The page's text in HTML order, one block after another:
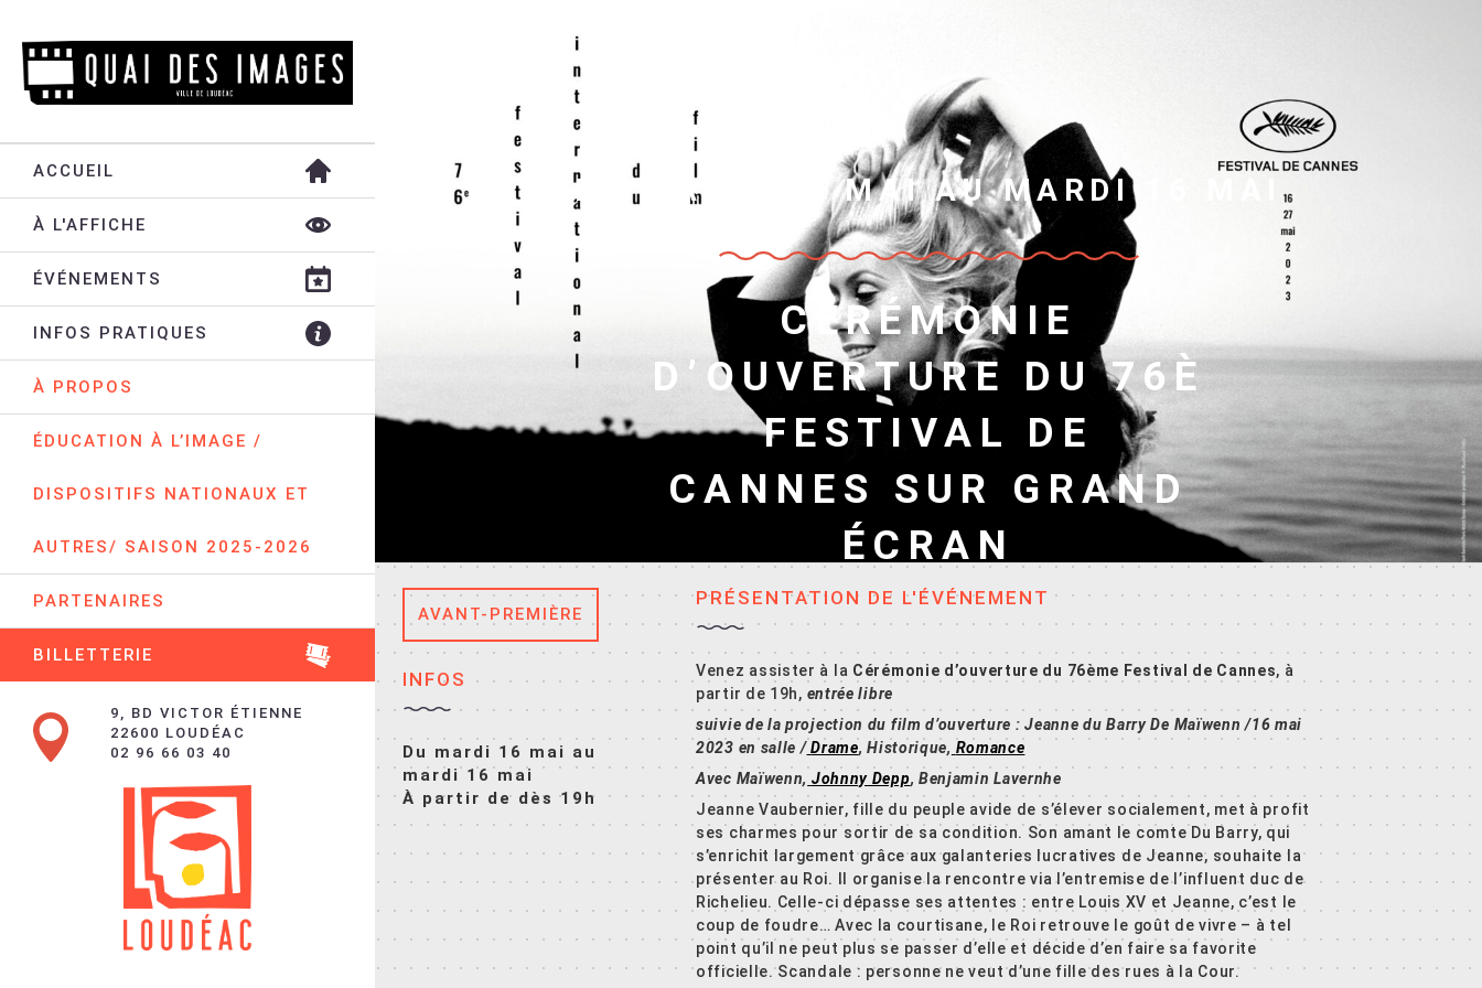
ACCUEIL
À L'AFFICHE
ÉVÉNEMENTS
INFOS PRATIQUES
À PROPOS
ÉDUCATION À L’IMAGE /
DISPOSITIFS NATIONAUX ET
AUTRES/ SAISON 2025-2026
PARTENAIRES
BILLETTERIE
9, BD VICTOR ÉTIENNE
22600 LOUDÉAC
02 96 66 03 40
DU MARDI 16 MAI AU MARDI 16 MAI
CÉRÉMONIE
D’OUVERTURE DU 76È
FESTIVAL DE
CANNES SUR GRAND
ÉCRAN
AVANT-PREMIÈRE
INFOS
Du mardi 16 mai au
mardi 16 mai
À partir de dès 19h
PRÉSENTATION DE L'ÉVÉNEMENT
Venez assister à la Cérémonie d’ouverture du 76ème Festival de Cannes, à
partir de 19h, entrée libre
suivie de la projection du film d’ouverture :Jeanne du Barry De Maïwenn /16 mai
2023 en salle / Drame, Historique, Romance
Avec Maïwenn, Johnny Depp, Benjamin Lavernhe
Jeanne Vaubernier, fille du peuple avide de s’élever socialement, met à profit
ses charmes pour sortir de sa condition. Son amant le comte Du Barry, qui
s’enrichit largement grâce aux galanteries lucratives de Jeanne, souhaite la
présenter au Roi. Il organise la rencontre via l’entremise de l’influent duc de
Richelieu. Celle-ci dépasse ses attentes : entre Louis XV et Jeanne, c’est le
coup de foudre… Avec la courtisane, le Roi retrouve le goût de vivre – à tel
point qu’il ne peut plus se passer d’elle et décide d’en faire sa favorite
officielle. Scandale : personne ne veut d’une fille des rues à la Cour.